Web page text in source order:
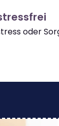
oder